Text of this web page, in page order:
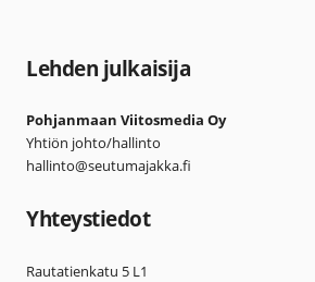
Lehden julkaisija
Pohjanmaan Viitosmedia Oy
Yhtiön johto/hallinto
hallinto@seutumajakka.fi
Yhteystiedot
Rautatienkatu 5 L1